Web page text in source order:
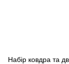
Набір ковдра та